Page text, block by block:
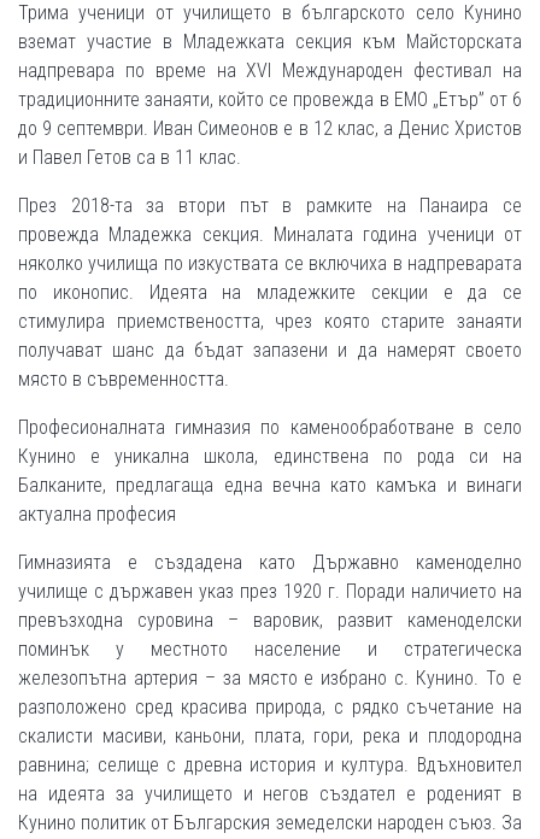
Трима ученици от училището в българското село Кунино
вземат участие в Младежката секция към Майсторската
надпревара по време на ХVІ Международен фестивал на
традиционните занаяти, който се провежда в ЕМО „Етър” от 6
до 9 септември. Иван Симеонов е в 12 клас, а Денис Христов
и Павел Гетов са в 11 клас.
През 2018-та за втори път в рамките на Панаира се
провежда Младежка секция. Миналата година ученици от
няколко училища по изкуствата се включиха в надпреварата
по иконопис. Идеята на младежките секции е да се
стимулира приемствеността, чрез която старите занаяти
получават шанс да бъдат запазени и да намерят своето
място в съвременността.
Професионалната гимназия по каменообработване в село
Кунино е уникална школа, единствена по рода си на
Балканите, предлагаща една вечна като камъка и винаги
актуална професия
Гимназията е създадена като Държавно каменоделно
училище с държавен указ през 1920 г. Поради наличието на
превъзходна суровина – варовик, развит каменоделски
поминък у местното население и стратегическа
железопътна артерия – за място е избрано с. Кунино. То е
разположено сред красива природа, с рядко съчетание на
скалисти масиви, каньони, плата, гори, река и плодородна
равнина; селище с древна история и култура. Вдъхновител
на идеята за училището и негов създател е роденият в
Кунино политик от Българския земеделски народен съюз. За